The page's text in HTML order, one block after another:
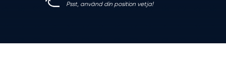
Psst, använd din position vetja!